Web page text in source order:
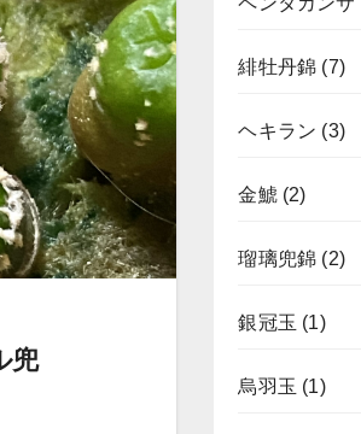
兜
緋牡丹錦 (7)
ヘキラン (3)
金鯱(2)
瑠璃兜錦 (2)
銀冠玉 (1)
烏羽玉 (1)